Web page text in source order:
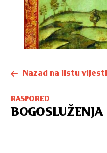
Nazad na listu vijesti
RASPORED
BOGOSLUŽENJA